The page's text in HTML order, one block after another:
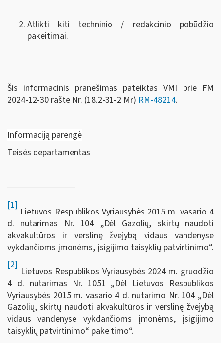
Atlikti kiti techninio / redakcinio pobūdžio
pakeitimai.
Šis informacinis pranešimas pateiktas VMI prie FM
2024-12-30 rašte Nr. (18.2-31-2 Mr) RM-48214.
Informaciją parengė
Teisės departamentas
[1]
Lietuvos Respublikos Vyriausybės 2015 m. vasario 4
d. nutarimas Nr. 104 „Dėl Gazolių, skirtų naudoti
akvakultūros ir verslinę žvejybą vidaus vandenyse
vykdančioms įmonėms, įsigijimo taisyklių patvirtinimo“.
[2]
Lietuvos Respublikos Vyriausybės 2024 m. gruodžio
4 d. nutarimas Nr. 1051 „Dėl Lietuvos Respublikos
Vyriausybės 2015 m. vasario 4 d. nutarimo Nr. 104 „Dėl
Gazolių, skirtų naudoti akvakultūros ir verslinę žvejybą
vidaus vandenyse vykdančioms įmonėms, įsigijimo
taisyklių patvirtinimo“ pakeitimo“.